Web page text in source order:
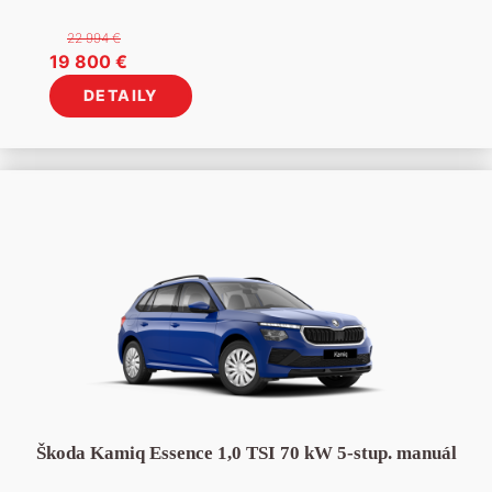
22 994€
Pôvodná
cena
bola:
994 €.
19 800 €
cena
je:
800 €.
DETAILY
Škoda Kamiq Essence 1,0 TSI 70 kW 5-stup. manuál